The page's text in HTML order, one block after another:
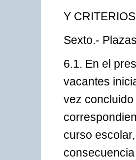
Y
Sexto.-
6.1. En el
vacantes
vez
curso